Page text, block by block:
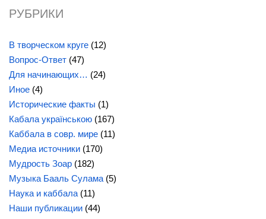
РУБРИКИ
В творческом круге (12)
Вопрос-Ответ (47)
Для начинающих… (24)
Иное (4)
Исторические факты (1)
Кабала українською (167)
Каббала в совр. мире (11)
Медиа источники (170)
Мудрость Зоар (182)
Музыка Бааль Сулама (5)
Наука и каббала (11)
Наши публикации (44)